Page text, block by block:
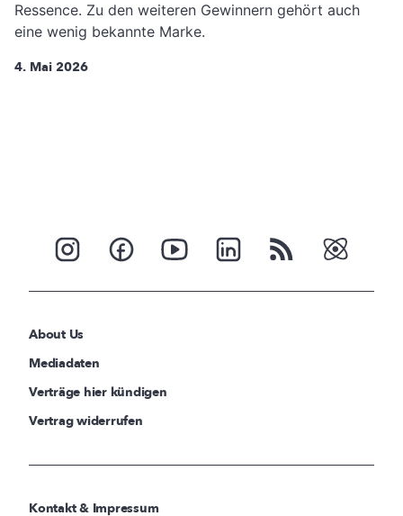
Ressence. Zu den weiteren Gewinnern gehört auch
eine wenig bekannte Marke.
4. Mai 2026
About Us
Mediadaten
Verträge hier kündigen
Vertrag widerrufen
Kontakt & Impressum